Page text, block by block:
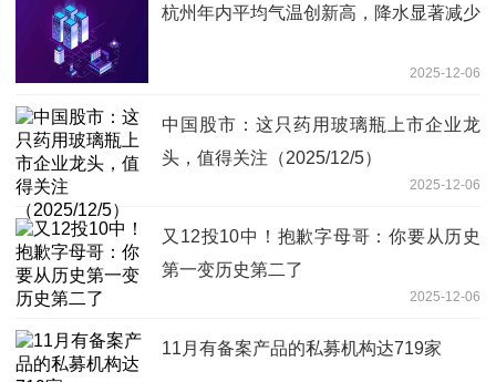
杭州年内平均气温创新高，降水显著减少
2025-12-06
中国股市：这只药用玻璃瓶上市企业龙
头，值得关注（2025/12/5）
2025-12-06
又12投10中！抱歉字母哥：你要从历史
第一变历史第二了
2025-12-06
11月有备案产品的私募机构达719家